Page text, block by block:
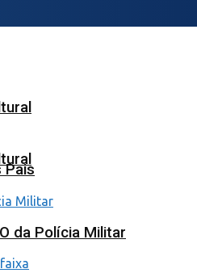
Pais
da Polícia Militar